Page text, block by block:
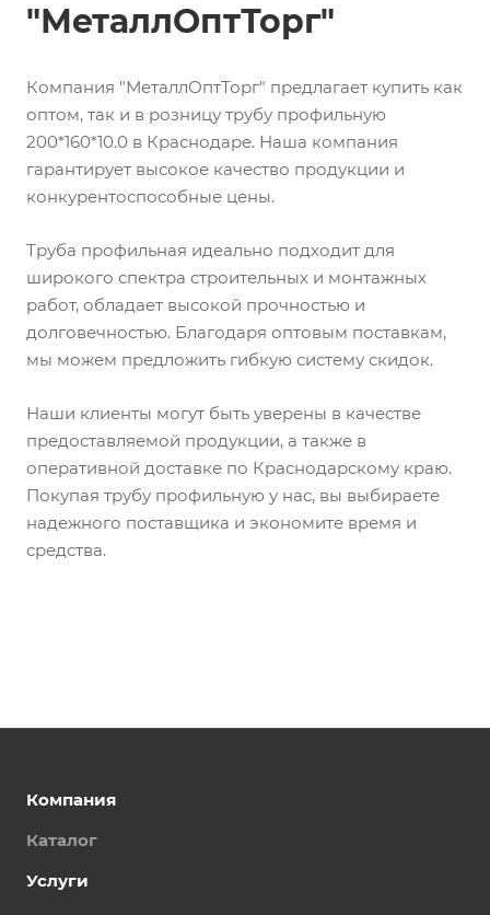
"МеталлОптТорг"
Компания "МеталлОптТорг" предлагает купить как
оптом, так и в розницу трубу профильную
200*160*10.0 в Краснодаре. Наша компания
гарантирует высокое качество продукции и
конкурентоспособные цены.
Труба профильная идеально подходит для
широкого спектра строительных и монтажных
работ, обладает высокой прочностью и
долговечностью. Благодаря оптовым поставкам,
мы можем предложить гибкую систему скидок.
Наши клиенты могут быть уверены в качестве
предоставляемой продукции, а также в
оперативной доставке по Краснодарскому краю.
Покупая трубу профильную у нас, вы выбираете
надежного поставщика и экономите время и
средства.
Компания
Каталог
Услуги